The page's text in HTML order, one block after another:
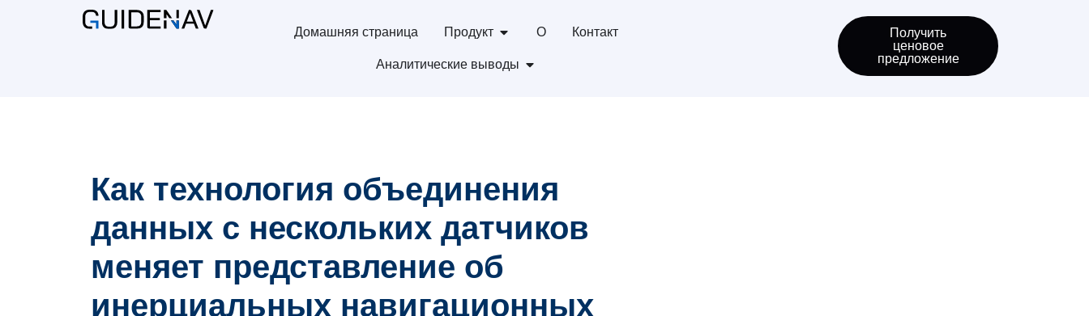
Домашняя страница Продукт О Контакт
Аналитические выводы
Получить
ценовое
предложение
Как технология объединения
данных с нескольких датчиков
меняет представление об
инерциальных навигационных